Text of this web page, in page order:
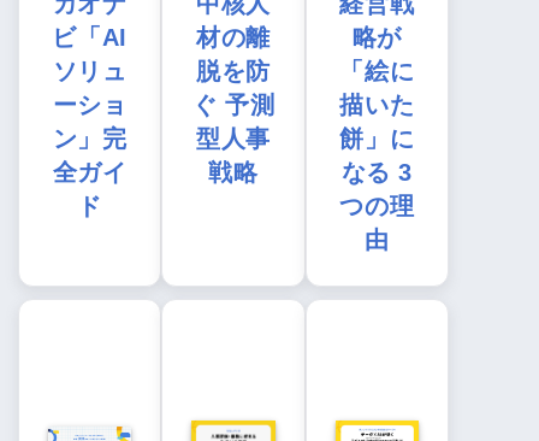
ビ「AI
ソリュ
ーショ
ン」完
全ガイ
ド
材の離
脱を防
ぐ 予測
型人事
戦略
略が
「絵に
描いた
餅」に
なる 3
つの理
由